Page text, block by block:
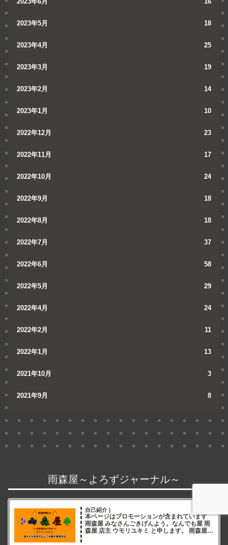
2023年5月 18
2023年4月 25
2023年3月 19
2023年2月 14
2023年1月 10
2022年12月 23
2022年11月 17
2022年10月 24
2022年9月 18
2022年8月 18
2022年7月 37
2022年6月 58
2022年5月 29
2022年4月 24
2022年2月 11
2022年1月 13
2021年10月 3
2021年9月 8
雨森屋～よろずジャーナル～
自己紹介 |
本ページはプロモーションが含まれています
雨森屋 みなさんごきげんよう。なんでも屋 雨
森屋 店主 ウモリユキミ と申します。 雨森屋店